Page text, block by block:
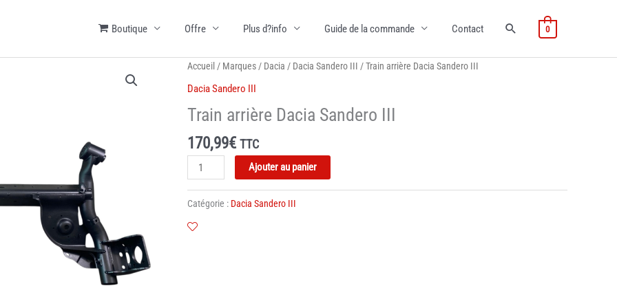
Boutique Offre Plus d?info Guide de la commande Contact 0
Accueil / Marques / Dacia / Dacia Sandero III / Train arrière Dacia Sandero III
Dacia Sandero III
Train arrière Dacia Sandero III
170,99€ TTC
quantité
de
arrière
Dacia
Ajouter au panier
Catégorie : Dacia Sandero III